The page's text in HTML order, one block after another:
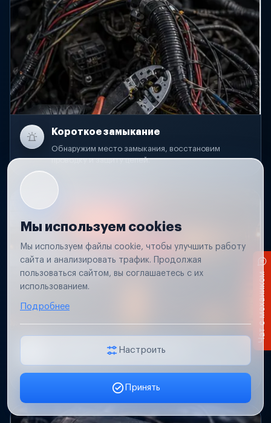
Короткое замыкание
Обнаружим место замыкания, восстановим
проводку и защиту цепей.
Не работает свет прицепа
Проверим проводку и разъемы, восстановим
Мы используем cookies
Мы используем файлы cookie, чтобы улучшить работу
сайта и анализировать трафик. Продолжая
пользоваться сайтом, вы соглашаетесь с их
использованием.
Подробнее
Настроить
Принять
Заявка онлайн
Чат с механиком